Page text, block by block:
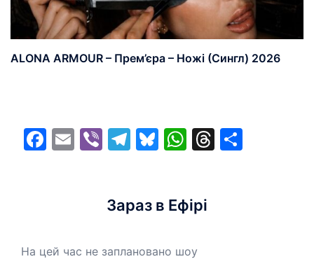
ALONA ARMOUR – Прем’єра – Ножі (Сингл) 2026
Facebook
EmailViberTelegram
Bluesky
WhatsApp
Threads
Зараз в Ефірі
На цей час не заплановано шоу